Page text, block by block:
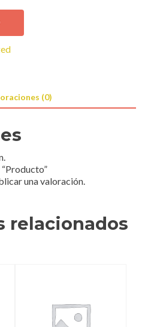
(0)
una valoración.
relacionados